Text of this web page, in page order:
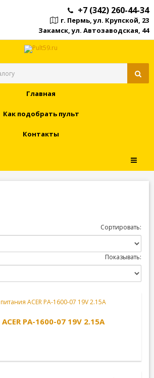
+7 (342) 260-44-34
г. Пермь, ул. Крупской, 23
Закамск, ул. Автозаводская, 44
Главная
Как подобрать пульт
Контакты
Сортировать:
Показывать:
PA-1600-07 19V 2.15A